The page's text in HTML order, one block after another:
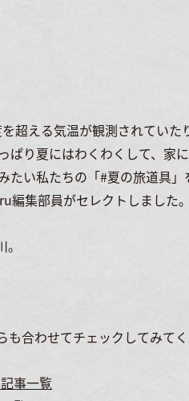
超える気温が観測されていた
り夏にはわくわくして、家
い私たちの「#夏の旅道具
集部員がセレクトしました。
合わせてチェックしてみてく
事一覧